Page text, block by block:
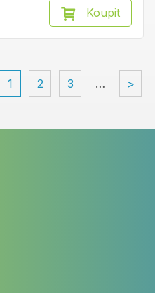
Koupit
1 2 3 … >